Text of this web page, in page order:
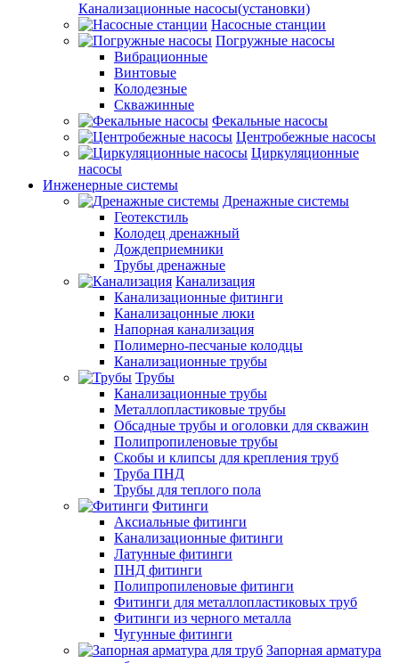
Канализационные насосы(установки)
Насосные станции
Погружные насосы
Вибрационные
Винтовые
Колодезные
Скважинные
Фекальные насосы
Центробежные насосы
Циркуляционные
насосы
Инженерные системы
Дренажные системы
Геотекстиль
Колодец дренажный
Дождеприемники
Трубы дренажные
Канализация
Канализационные фитинги
Канализацонные люки
Напорная канализация
Полимерно-песчаные колодцы
Канализационные трубы
Трубы
Канализационные трубы
Металлопластиковые трубы
Обсадные трубы и оголовки для скважин
Полипропиленовые трубы
Скобы и клипсы для крепления труб
Труба ПНД
Трубы для теплого пола
Фитинги
Аксиальные фитинги
Канализационные фитинги
Латунные фитинги
ПНД фитинги
Полипропиленовые фитинги
Фитинги для металлопластиковых труб
Фитинги из черного металла
Чугунные фитинги
Запорная арматура